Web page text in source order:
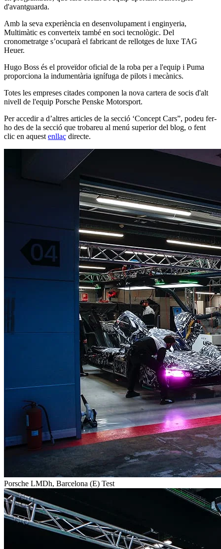
d'avantguarda.
Amb la seva experiència en desenvolupament i enginyeria,
Multimàtic es converteix també en soci tecnològic. Del
cronometratge s’ocuparà el fabricant de rellotges de luxe TAG
Heuer.
Hugo Boss és el proveïdor oficial de la roba per a l'equip i Puma
proporciona la indumentària ignífuga de pilots i mecànics.
Totes les empreses citades componen la nova cartera de socis d'alt
nivell de l'equip Porsche Penske Motorsport.
Per accedir a d’altres articles de la secció ‘Concept Cars”, podeu fer-
ho des de la secció que trobareu al menú superior del blog, o fent
clic en aquestenllaç directe.
Porsche LMDh, Barcelona (E) Test